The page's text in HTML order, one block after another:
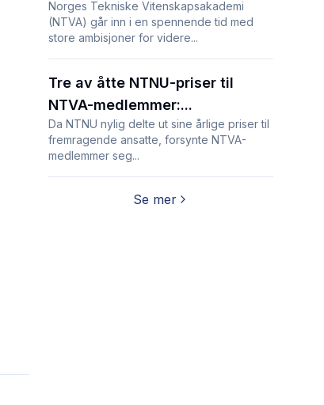
Norges Tekniske Vitenskapsakademi
(NTVA) går inn i en spennende tid med
store ambisjoner for videre...
Tre av åtte NTNU-priser til
NTVA-medlemmer:...
Da NTNU nylig delte ut sine årlige priser til
fremragende ansatte, forsynte NTVA-
medlemmer seg...
Se mer